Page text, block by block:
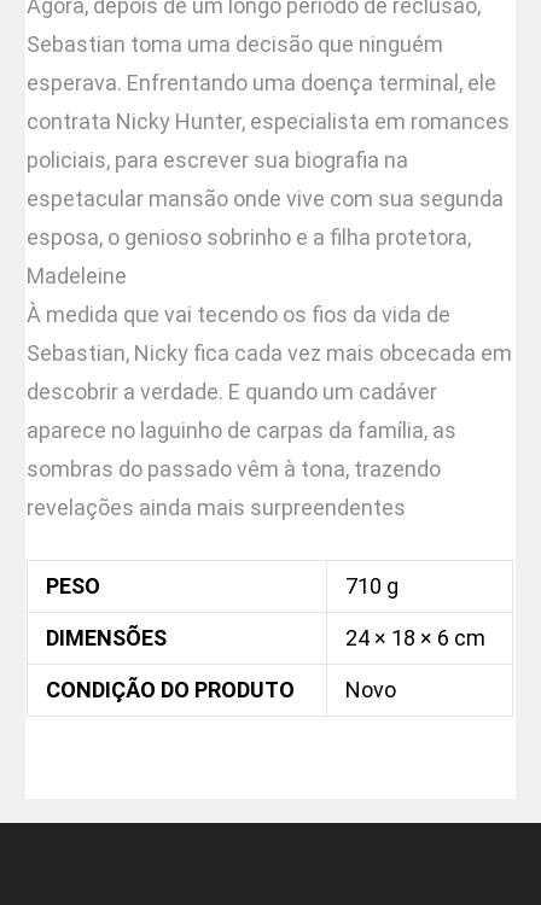
Agora, depois de um longo período de reclusão,
Sebastian toma uma decisão que ninguém
esperava. Enfrentando uma doença terminal, ele
contrata Nicky Hunter, especialista em romances
policiais, para escrever sua biografia na
espetacular mansão onde vive com sua segunda
esposa, o genioso sobrinho e a filha protetora,
Madeleine
À medida que vai tecendo os fios da vida de
Sebastian, Nicky fica cada vez mais obcecada em
descobrir a verdade. E quando um cadáver
aparece no laguinho de carpas da família, as
sombras do passado vêm à tona, trazendo
revelações ainda mais surpreendentes
PESO 710 g
DIMENSÕES 24 × 18 × 6 cm
CONDIÇÃO DO PRODUTO Novo